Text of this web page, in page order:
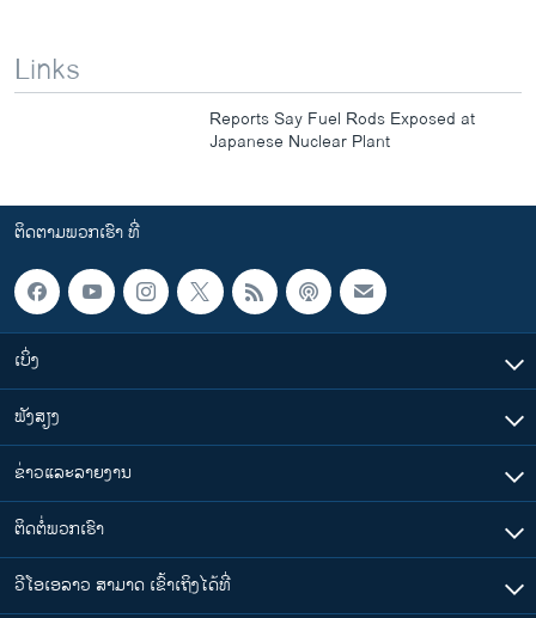
Links
Reports Say Fuel Rods Exposed at
Japanese Nuclear Plant
ຕິດຕາມພວກເຮົາ ທີ່
ເບິ່ງ
ຟັງສຽງ
ຂ່າວແລະລາຍງານ
ຕິດຕໍ່ພວກເຮົາ
ວີໂອເອລາວ ສາມາດ ເຂົ້າເຖິງໄດ້ທີ່